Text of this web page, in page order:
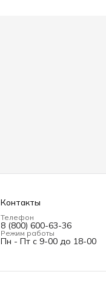
Контакты
Телефон
8 (800) 600-63-36
Режим работы
Пн - Пт с 9-00 до 18-00